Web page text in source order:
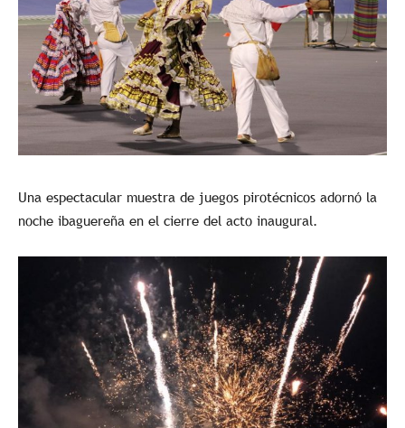
Una espectacular muestra de juegos pirotécnicos adornó la
noche ibaguereña en el cierre del acto inaugural.